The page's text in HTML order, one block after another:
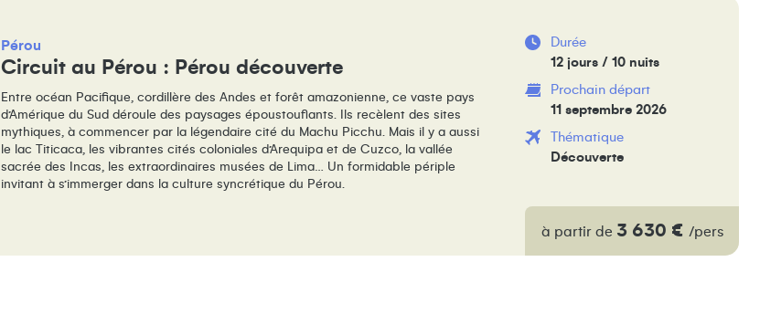
Pérou
Circuit au Pérou : Pérou découverte
Entre océan Pacifique, cordillère des Andes et forêt amazonienne, ce vaste pays
d’Amérique du Sud déroule des paysages époustouflants. Ils recèlent des sites
mythiques, à commencer par la légendaire cité du Machu Picchu. Mais il y a aussi
le lac Titicaca, les vibrantes cités coloniales d’Arequipa et de Cuzco, la vallée
sacrée des Incas, les extraordinaires musées de Lima… Un formidable périple
invitant à s’immerger dans la culture syncrétique du Pérou.
Durée
12 jours / 10 nuits
Prochain départ
11 septembre 2026
Thématique
Découverte
à partir de 3 630 € /pers